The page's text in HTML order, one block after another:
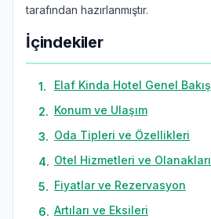
tarafından hazırlanmıştır.
İçindekiler
1.
Elaf Kinda Hotel Genel Bakış
2. Konum ve Ulaşım
3. Oda Tipleri ve Özellikleri
4. Otel Hizmetleri ve Olanakları
5. Fiyatlar ve Rezervasyon
6. Artıları ve Eksileri